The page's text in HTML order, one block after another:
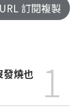
訂閱複製
1